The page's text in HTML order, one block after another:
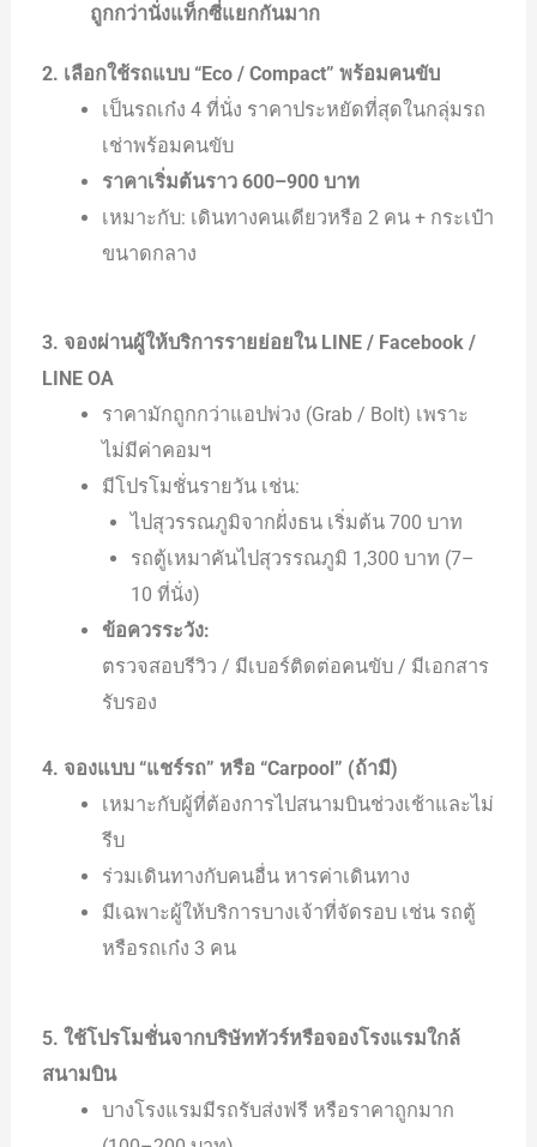
ถูกกว่านั่งแท็กซี่แยกกันมาก
2. เลือกใช้รถแบบ “Eco / Compact” พร้อมคนขับ
เป็นรถเก๋ง 4 ที่นั่ง ราคาประหยัดที่สุดในกลุ่มรถ
เช่าพร้อมคนขับ
ราคาเริ่มต้นราว 600–900 บาท
เหมาะกับ: เดินทางคนเดียวหรือ 2 คน + กระเป๋า
ขนาดกลาง
3. จองผ่านผู้ให้บริการรายย่อยใน LINE / Facebook /
LINE OA
ราคามักถูกกว่าแอปพ่วง (Grab / Bolt) เพราะ
ไม่มีค่าคอมฯ
มีโปรโมชั่นรายวัน เช่น:
ไปสุวรรณภูมิจากฝั่งธน เริ่มต้น 700 บาท
รถตู้เหมาคันไปสุวรรณภูมิ 1,300 บาท (7–
10 ที่นั่ง)
ข้อควรระวัง:
ตรวจสอบรีวิว / มีเบอร์ติดต่อคนขับ / มีเอกสาร
รับรอง
4. จองแบบ “แชร์รถ” หรือ “Carpool” (ถ้ามี)
เหมาะกับผู้ที่ต้องการไปสนามบินช่วงเช้าและไม่
รีบ
ร่วมเดินทางกับคนอื่น หารค่าเดินทาง
มีเฉพาะผู้ให้บริการบางเจ้าที่จัดรอบ เช่น รถตู้
หรือรถเก๋ง 3 คน
5. ใช้โปรโมชั่นจากบริษัททัวร์หรือจองโรงแรมใกล้
สนามบิน
บางโรงแรมมีรถรับส่งฟรี หรือราคาถูกมาก